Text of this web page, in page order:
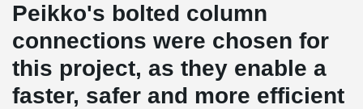
Peikko's bolted column
connections were chosen for
this project, as they enable a
faster, safer and more efficient